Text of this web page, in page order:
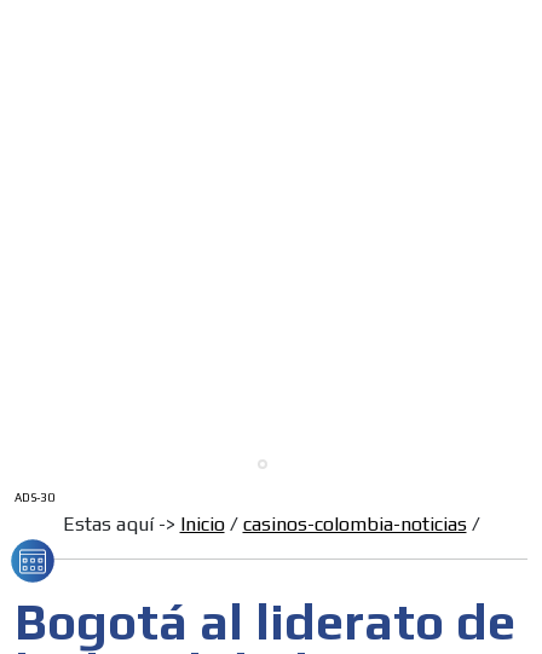
ADS-30
Estas aquí -> Inicio/ casinos-colombia-noticias/
Bogotá al liderato de